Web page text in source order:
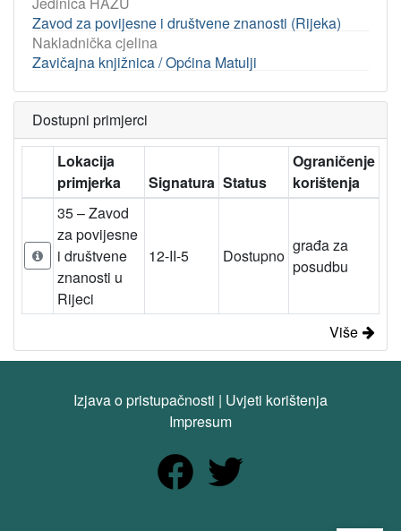
Zavod za povijesne i društvene znanosti (Rijeka)
Nakladnička cjelina
Zavičajna knjižnica / Općina Matulji
Dostupni primjerci
Lokacija
primjerka
Signatura Status
Ograničenje
korištenja
35 – Zavod
za povijesne
i društvene
znanosti u
Rijeci
12-II-5 Dostupno
građa za
posudbu
Više
Izjava o pristupačnosti | Uvjeti korištenja
Impresum